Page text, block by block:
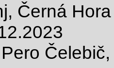
Černá Hora